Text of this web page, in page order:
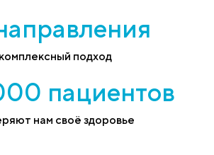
комплексный подход
пациентов
нам своё здоровье